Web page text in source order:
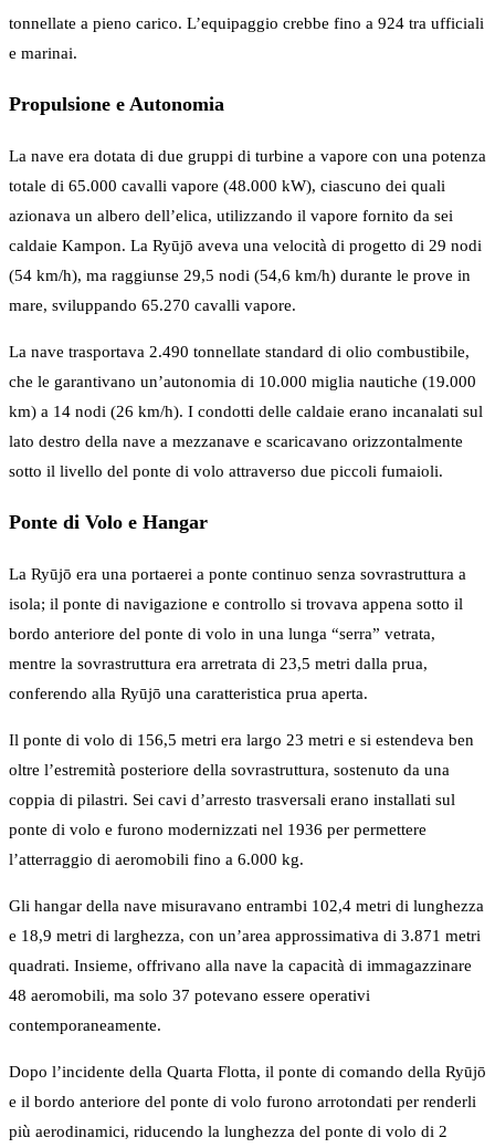
tonnellate a pieno carico. L’equipaggio crebbe fino a 924 tra ufficiali
e marinai.
Propulsione e Autonomia
La nave era dotata di due gruppi di turbine a vapore con una potenza
totale di 65.000 cavalli vapore (48.000 kW), ciascuno dei quali
azionava un albero dell’elica, utilizzando il vapore fornito da sei
caldaie Kampon. La Ryūjō aveva una velocità di progetto di 29 nodi
(54 km/h), ma raggiunse 29,5 nodi (54,6 km/h) durante le prove in
mare, sviluppando 65.270 cavalli vapore.
La nave trasportava 2.490 tonnellate standard di olio combustibile,
che le garantivano un’autonomia di 10.000 miglia nautiche (19.000
km) a 14 nodi (26 km/h). I condotti delle caldaie erano incanalati sul
lato destro della nave a mezzanave e scaricavano orizzontalmente
sotto il livello del ponte di volo attraverso due piccoli fumaioli.
Ponte di Volo e Hangar
La Ryūjō era una portaerei a ponte continuo senza sovrastruttura a
isola; il ponte di navigazione e controllo si trovava appena sotto il
bordo anteriore del ponte di volo in una lunga “serra” vetrata,
mentre la sovrastruttura era arretrata di 23,5 metri dalla prua,
conferendo alla Ryūjō una caratteristica prua aperta.
Il ponte di volo di 156,5 metri era largo 23 metri e si estendeva ben
oltre l’estremità posteriore della sovrastruttura, sostenuto da una
coppia di pilastri. Sei cavi d’arresto trasversali erano installati sul
ponte di volo e furono modernizzati nel 1936 per permettere
l’atterraggio di aeromobili fino a 6.000 kg.
Gli hangar della nave misuravano entrambi 102,4 metri di lunghezza
e 18,9 metri di larghezza, con un’area approssimativa di 3.871 metri
quadrati. Insieme, offrivano alla nave la capacità di immagazzinare
48 aeromobili, ma solo 37 potevano essere operativi
contemporaneamente.
Dopo l’incidente della Quarta Flotta, il ponte di comando della Ryūjō
e il bordo anteriore del ponte di volo furono arrotondati per renderli
più aerodinamici, riducendo la lunghezza del ponte di volo di 2